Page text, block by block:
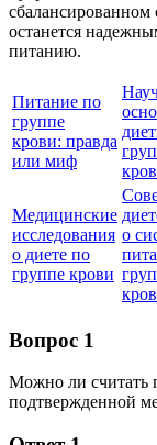
сбалансированном
останется
питанию.
Питание по
группе
крови: правда
или миф
Медицинские
исследования
о диете по
группе крови
о
Вопрос 1
Можно ли считать
подтвержденной